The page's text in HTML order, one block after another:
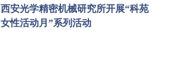
西安光学精密机械研究所开展“科苑
女性活动月”系列活动